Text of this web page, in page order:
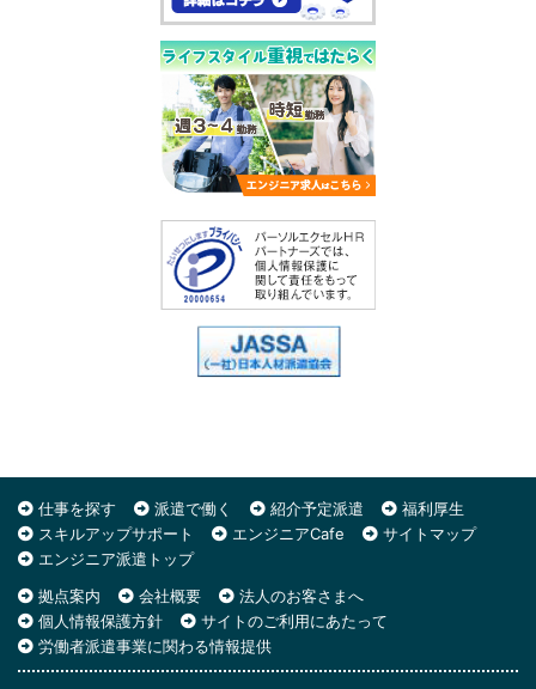
仕事を探す 派遣で働く 紹介予定派遣
福利厚生
スキルアップサポート
エンジニアCafe
サイトマップ
エンジニア派遣トップ
拠点案内
会社概要
法人のお客さまへ
個人情報保護方針
サイトのご利用にあたって
労働者派遣事業に関わる情報提供